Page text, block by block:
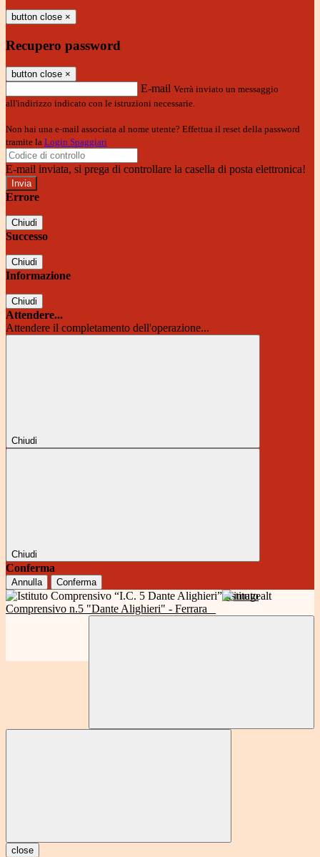
button close ×
Recupero password
button close ×
E-mail Verrà inviato un messaggio
all'indirizzo indicato con le istruzioni necessarie.
Non hai una e-mail associata al nome utente? Effettua il reset della password
tramite la Login Spaggiari
E-mail inviata, si prega di controllare la casella di posta elettronica!
Errore
Chiudi
Successo
Chiudi
Informazione
Chiudi
Attendere...
Attendere il completamento dell'operazione...
Chiudi
Chiudi
Conferma
Annulla Conferma
Istituto
Comprensivo n.5 "Dante Alighieri" - Ferrara
close